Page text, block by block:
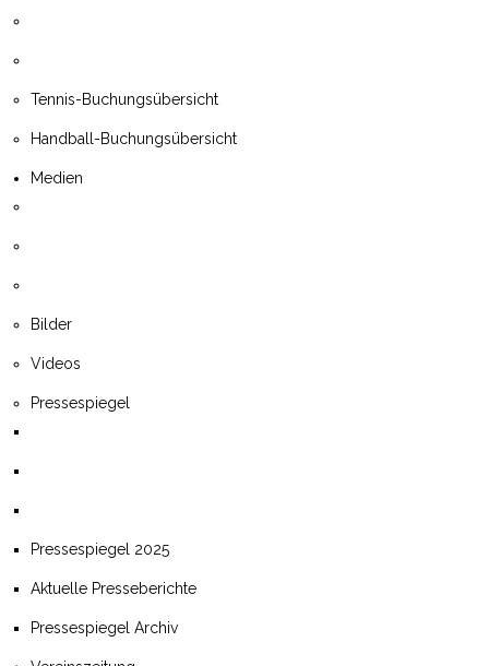
Tennis-Buchungsübersicht
Handball-Buchungsübersicht
Medien
Bilder
Videos
Pressespiegel
Pressespiegel 2025
Aktuelle Presseberichte
Pressespiegel Archiv